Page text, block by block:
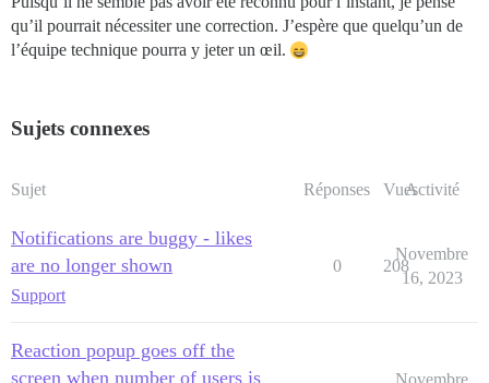
qu’il pourrait nécessiter une correction. J’espère que quelqu’un de
l’équipe technique pourra y jeter un œil.
Sujets connexes
Sujet Réponses VuesActivité
Notifications are buggy - likes
are no longer shown
Support
0 208
Novembre
16, 2023
Reaction popup goes off the
screen when number of users is
Novembre